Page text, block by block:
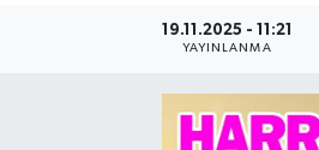
19.11.2025 - 11:21
YAYINLANMA